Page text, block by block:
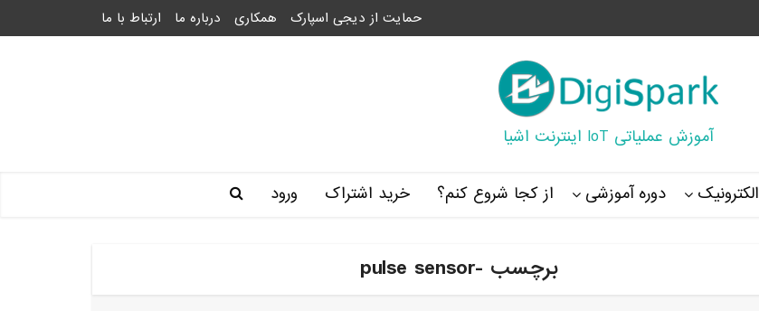
حمایت از دیجی اسپارک همکاری درباره ما ارتباط با ما
آموزش عملیاتی IoT اینترنت اشیا
الکترونیک دوره آموزشی از کجا شروع کنم؟ خرید اشتراک ورود
برچسب -pulse sensor